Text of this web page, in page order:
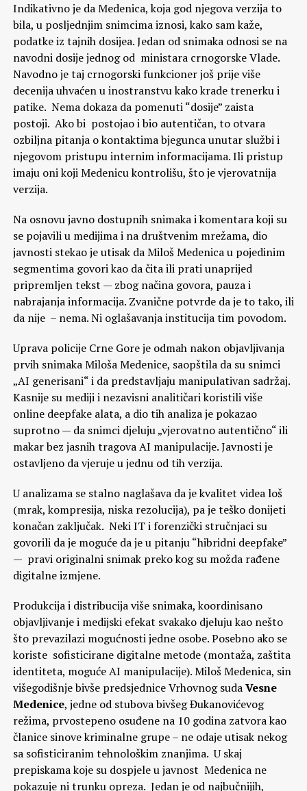
Indikativno je da Medenica, koja god njegova verzija to
bila, u posljednjim snimcima iznosi, kako sam kaže,
podatke iz tajnih dosijea. Jedan od snimaka odnosi se na
navodni dosije jednog od ministara crnogorske Vlade.
Navodno je taj crnogorski funkcioner još prije više
decenija uhvaćen u inostranstvu kako krade trenerku i
patike. Nema dokaza da pomenuti “dosije” zaista
postoji. Ako bi postojao i bio autentičan, to otvara
ozbiljna pitanja o kontaktima bjegunca unutar službi i
njegovom pristupu internim informacijama. Ili pristup
imaju oni koji Medenicu kontrolišu, što je vjerovatnija
verzija.
Na osnovu javno dostupnih snimaka i komentara koji su
se pojavili u medijima i na društvenim mrežama, dio
javnosti stekao je utisak da Miloš Medenica u pojedinim
segmentima govori kao da čita ili prati unaprijed
pripremljen tekst — zbog načina govora, pauza i
nabrajanja informacija. Zvanične potvrde da je to tako, ili
da nije – nema. Ni oglašavanja institucija tim povodom.
Uprava policije Crne Gore je odmah nakon objavljivanja
prvih snimaka Miloša Medenice, saopštila da su snimci
„AI generisani“ i da predstavljaju manipulativan sadržaj.
Kasnije su mediji i nezavisni analitičari koristili više
online deepfake alata, a dio tih analiza je pokazao
suprotno — da snimci djeluju „vjerovatno autentično“ ili
makar bez jasnih tragova AI manipulacije. Javnosti je
ostavljeno da vjeruje u jednu od tih verzija.
U analizama se stalno naglašava da je kvalitet videa loš
(mrak, kompresija, niska rezolucija), pa je teško donijeti
konačan zaključak. Neki IT i forenzički stručnjaci su
govorili da je moguće da je u pitanju “hibridni deepfake”
— pravi originalni snimak preko kog su možda rađene
digitalne izmjene.
Produkcija i distribucija više snimaka, koordinisano
objavljivanje i medijski efekat svakako djeluju kao nešto
što prevazilazi mogućnosti jedne osobe. Posebno ako se
koriste sofisticirane digitalne metode (montaža, zaštita
identiteta, moguće AI manipulacije). Miloš Medenica, sin
višegodišnje bivše predsjednice Vrhovnog sudaVesne
Medenice, jedne od stubova bivšeg Đukanovićevog
režima, prvostepeno osuđene na 10 godina zatvora kao
članice sinove kriminalne grupe – ne odaje utisak nekog
sa sofisticiranim tehnološkim znanjima. U skaj
prepiskama koje su dospjele u javnost Medenica ne
pokazuje ni trunku opreza. Jedan je od najbučnijih,